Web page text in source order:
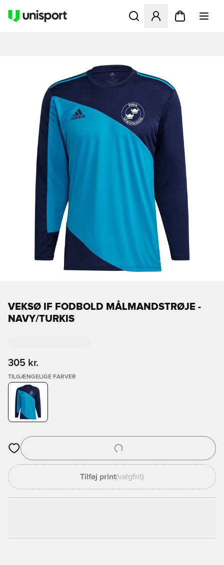
Åbner en Modal til at
VEKSØ IF FODBOLD MÅLMANDSTRØJE -
NAVY/TURKIS
305 kr.
TILGÆNGELIGE FARVER
Åbner en Modal til at logge ind eller tilmelde dig som medlem
Tilføj print(valgfrit)